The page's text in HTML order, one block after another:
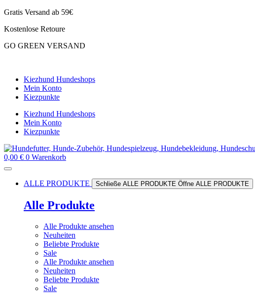
Zum
springen
Gratis Versand ab 59€
Kostenlose Retoure
GO GREEN VERSAND
Kiezhund Hundeshops
Mein Konto
Kiezpunkte
Kiezhund Hundeshops
Mein Konto
Kiezpunkte
0,00 € 0 Warenkorb
ALLE PRODUKTE Schließe ALLE PRODUKTE Öffne ALLE PRODUKTE
Alle Produkte
Alle Produkte ansehen
Neuheiten
Beliebte Produkte
Sale
Alle Produkte ansehen
Neuheiten
Beliebte Produkte
Sale